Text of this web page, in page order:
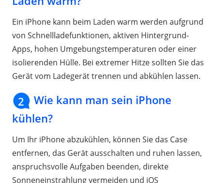
Ein iPhone kann beim Laden warm werden aufgrund
von Schnellladefunktionen, aktiven Hintergrund-
Apps, hohen Umgebungstemperaturen oder einer
isolierenden Hülle. Bei extremer Hitze sollten Sie das
Gerät vom Ladegerät trennen und abkühlen lassen.
2
Wie kann man sein iPhone
kühlen?
Um Ihr iPhone abzukühlen, können Sie das Case
entfernen, das Gerät ausschalten und ruhen lassen,
anspruchsvolle Aufgaben beenden, direkte
Sonneneinstrahlung vermeiden und iOS